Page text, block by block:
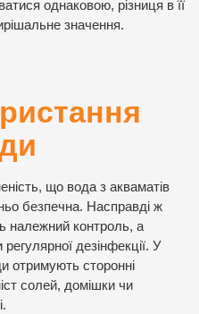
однаковою, різниця в її
значення.
що вода з акваматів
безпечна. Насправді ж
належний контроль, а
дезінфекції. У
отримують сторонні
солей, домішки чи